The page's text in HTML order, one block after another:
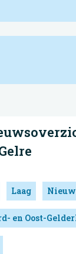
Laag
en Oost-